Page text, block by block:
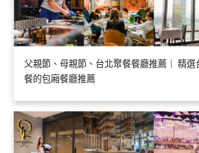
父親節、母親節、台北聚餐餐廳推薦｜ 精選
餐的包廂餐廳推薦